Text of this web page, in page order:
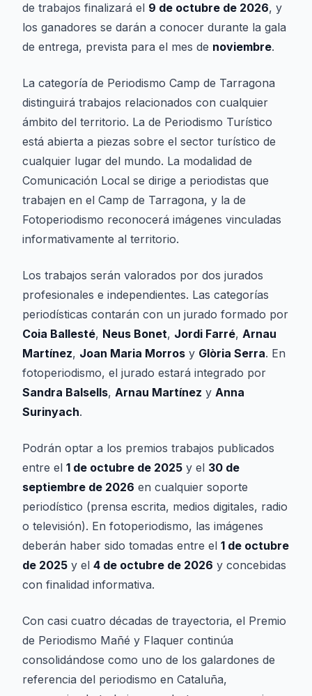
de trabajos finalizará el 9 de octubre de 2026, y
los ganadores se darán a conocer durante la gala
de entrega, prevista para el mes de noviembre.
La categoría de Periodismo Camp de Tarragona
distinguirá trabajos relacionados con cualquier
ámbito del territorio. La de Periodismo Turístico
está abierta a piezas sobre el sector turístico de
cualquier lugar del mundo. La modalidad de
Comunicación Local se dirige a periodistas que
trabajen en el Camp de Tarragona, y la de
Fotoperiodismo reconocerá imágenes vinculadas
informativamente al territorio.
Los trabajos serán valorados por dos jurados
profesionales e independientes. Las categorías
periodísticas contarán con un jurado formado por
Coia Ballesté, Neus Bonet, Jordi Farré, Arnau
Martínez, Joan Maria Morros y Glòria Serra. En
fotoperiodismo, el jurado estará integrado por
Sandra Balsells, Arnau Martínez y Anna
Surinyach.
Podrán optar a los premios trabajos publicados
entre el 1 de octubre de 2025 y el 30 de
septiembre de 2026 en cualquier soporte
periodístico (prensa escrita, medios digitales, radio
o televisión). En fotoperiodismo, las imágenes
deberán haber sido tomadas entre el 1 de octubre
de 2025 y el 4 de octubre de 2026 y concebidas
con finalidad informativa.
Con casi cuatro décadas de trayectoria, el Premio
de Periodismo Mañé y Flaquer continúa
consolidándose como uno de los galardones de
referencia del periodismo en Cataluña,